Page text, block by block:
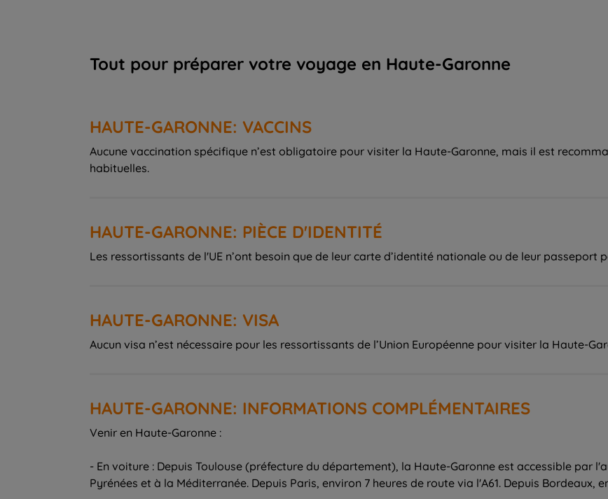
Tout pour préparer votre voyage en Haute-Garonne
HAUTE-GARONNE: VACCINS
Aucune vaccination spécifique n’est obligatoire pour visiter la Haute-Garonne, mais il est
habituelles.
HAUTE-GARONNE: PIÈCE D'IDENTITÉ
Les ressortissants de l'UE n’ont besoin que de leur carte d’identité nationale ou de leur passeport
HAUTE-GARONNE: VISA
Aucun visa n’est nécessaire pour les ressortissants de l’Union Européenne pour visiter la Haute-
HAUTE-GARONNE: INFORMATIONS COMPLÉMENTAIRES
Venir en Haute-Garonne :
- En voiture : Depuis Toulouse (préfecture du département), la Haute-Garonne est accessible par
Pyrénées et à la Méditerranée. Depuis Paris, environ 7 heures de route via l'A61. Depuis Bordeaux,